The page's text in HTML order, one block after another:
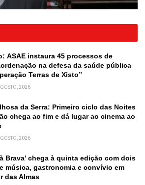
ASAE instaura 45 processos de
na defesa da saúde pública
Terras de Xisto”
2026
da Serra: Primeiro ciclo das Noites
chega ao fim e dá lugar ao cinema ao
2026
à Brava’ chega à quinta edição com dois
música, gastronomia e convívio em
das Almas